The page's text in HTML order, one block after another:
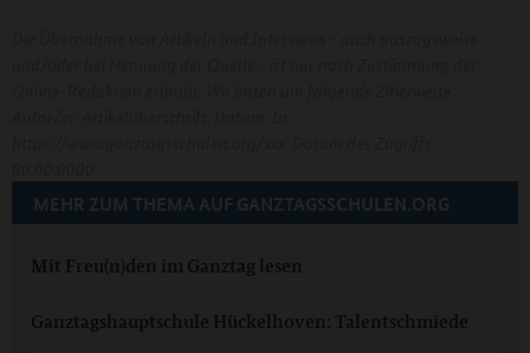
MEHR ZUM THEMA AUF GANZTAGSSCHULEN.ORG
Mit Freu(n)den im Ganztag lesen
Ganztagshauptschule Hückelhoven: Talentschmiede